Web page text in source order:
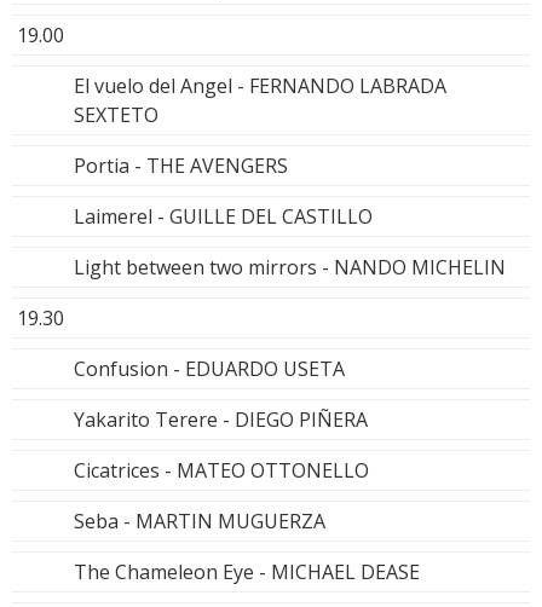
19.00
El vuelo del Angel - FERNANDO LABRADA
SEXTETO
Portia - THE AVENGERS
Laimerel - GUILLE DEL CASTILLO
Light between two mirrors - NANDO MICHELIN
19.30
Confusion - EDUARDO USETA
Yakarito Terere - DIEGO PIÑERA
Cicatrices - MATEO OTTONELLO
Seba - MARTIN MUGUERZA
The Chameleon Eye - MICHAEL DEASE